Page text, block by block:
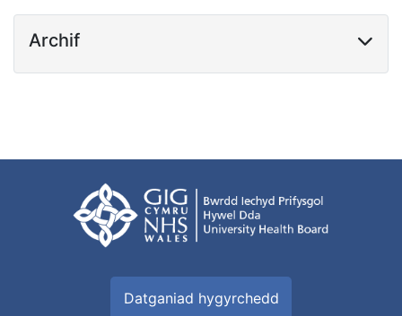
Archif
Datganiad hygyrchedd